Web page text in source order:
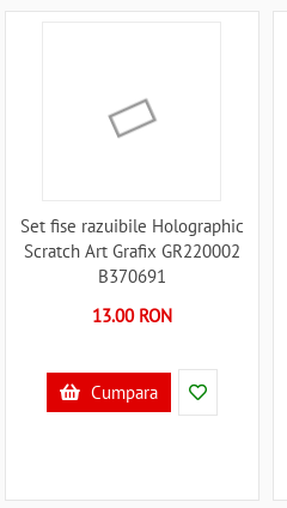
Set fise razuibile Holographic
Scratch Art Grafix GR220002
B370691
13.00 RON
Cumpara